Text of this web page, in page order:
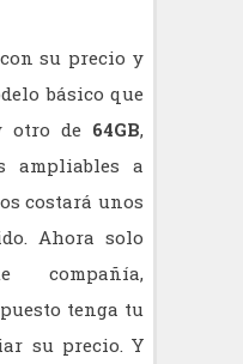
su precio y
básico que
otro de 64GB,
ampliables a
costará unos
Ahora solo
compañía,
tenga tu
su precio. Y